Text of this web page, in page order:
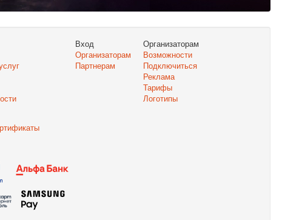
Вход
Организаторам
Партнерам
Организаторам
Возможности
Подключиться
Реклама
Тарифы
Логотипы